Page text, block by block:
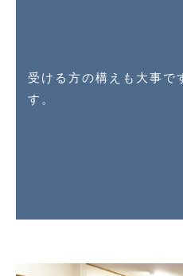
受ける方の構えも大事で
す。